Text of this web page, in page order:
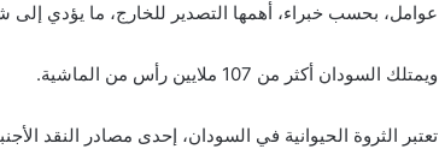
عوامل، بحسب خبراء، أهمها التصدير للخارج، ما يؤدي
ويمتلك السودان أكثر من 107 ملايين رأس من الماشية.
تعتبر الثروة الحيوانية في السودان، إحدى مصادر النقد